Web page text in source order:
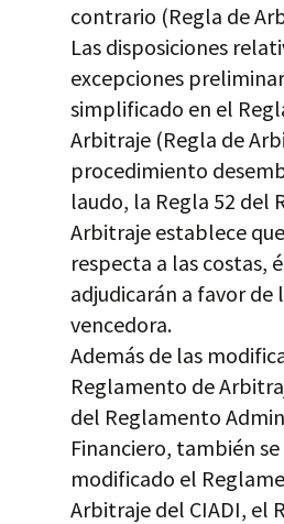
contrario (Regla de
Las disposiciones
excepciones
simplificado en el
Arbitraje (Regla de
procedimiento
laudo, la Regla 52 del
Arbitraje establece
respecta a las costas,
adjudicarán a favor de
vencedora.
Además de las
Reglamento de
del Reglamento
Financiero, también se
modificado el
Arbitraje del CIADI, el